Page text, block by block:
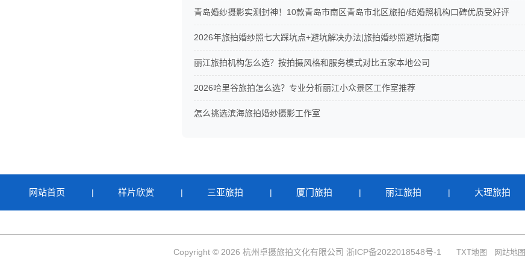
青岛婚纱摄影实测封神！10款青岛市南区青岛市北区旅拍/结婚照机构口碑优质受好评
2026年旅拍婚纱照七大踩坑点+避坑解决办法|旅拍婚纱照避坑指南
丽江旅拍机构怎么选？按拍摄风格和服务模式对比五家本地公司
2026哈里谷旅拍怎么选？专业分析丽江小众景区工作室推荐
怎么挑选滨海旅拍婚纱摄影工作室
网站首页 | 样片欣赏 | 三亚旅拍 | 厦门旅拍 | 丽江旅拍 | 大理旅拍
Copyright © 2026 杭州卓摄旅拍文化有限公司 浙ICP备2022018548号-1 TXT地图 网站地图